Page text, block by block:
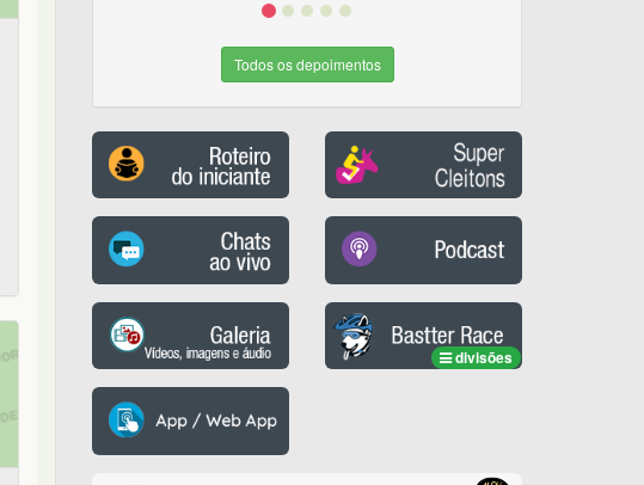
Todos os depoimentos
divisões